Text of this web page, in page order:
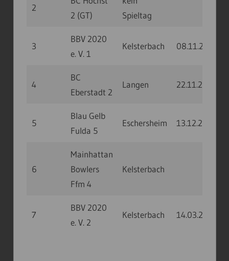
2
2 (GT)
Spieltag
3
BBV 2020
e. V. 1
Kelsterbach 08.11.20
4
BC
Eberstadt 2
Langen 22.11.20
5
Blau Gelb
Fulda 5
Eschersheim 13.12.20
6
Mainhattan
Bowlers
Ffm 4
Kelsterbach
7
BBV 2020
e. V. 2
Kelsterbach 14.03.21